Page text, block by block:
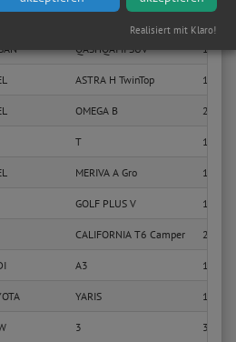
QASHQAI II SUV 1.2
ASTRA H TwinTop 1.8
OMEGA B 2.2
T 1.5 TSI
MERIVA A Gro 1.6
GOLF PLUS V 1.6 TDI
CALIFORNIA T6 Camper 2.0 TDI
A3 1.4 TSI
YARIS 1.5
3 316 i
Realisiert mit Klaro!